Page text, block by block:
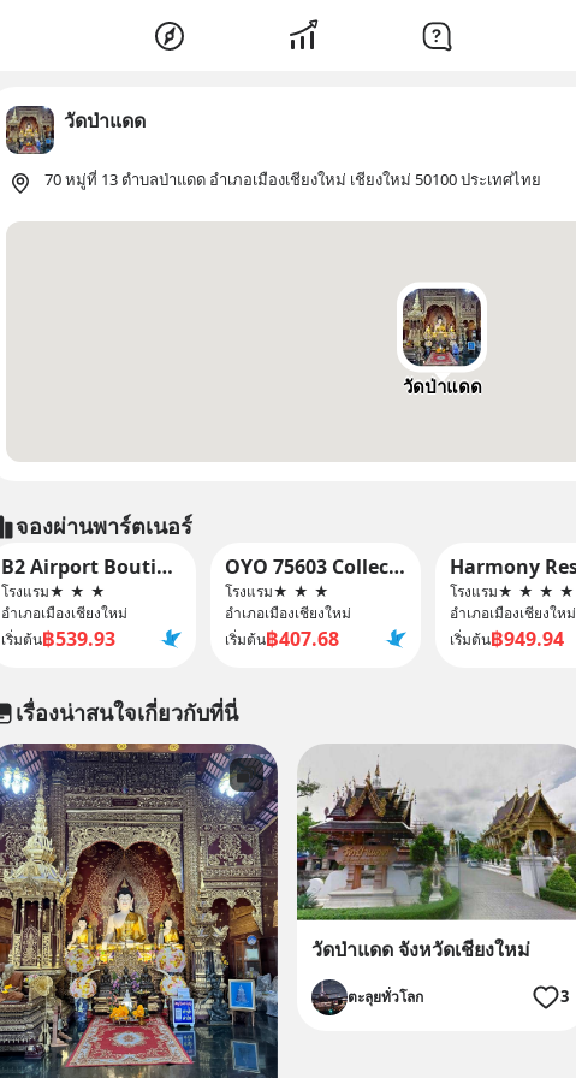
วัดป่าแดด
70 หมู่ที่ 13 ตำบลป่าแดด อำเภอเมืองเชียงใหม่ เชียงใหม่ 50100 ประเทศไทย
วัดป่าแดด
จองผ่านพาร์ตเนอร์
B2 Airport Boutique & Budget Hotel
โรงแรม★ ★ ★
อำเภอเมืองเชียงใหม่
เริ่มต้น฿539.93
OYO 75603 Collection O Mahidol Road
โรงแรม★ ★ ★
อำเภอเมืองเชียงใหม่
เริ่มต้น฿407.68
โรงแรม★ ★ ★ ★
อำเภอเมืองเชียงใหม่
เริ่มต้น฿949.94
เรื่องน่าสนใจเกี่ยวกับที่นี่
วัดป่าแดด จังหวัดเชียงใหม่
ตะลุยทั่วโลก 3